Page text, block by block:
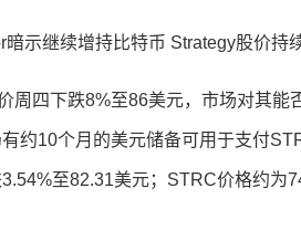
周四下跌8%至86美元，市场对其能
约10个月的美元储备可用于支付
至82.31美元；STRC价格约为